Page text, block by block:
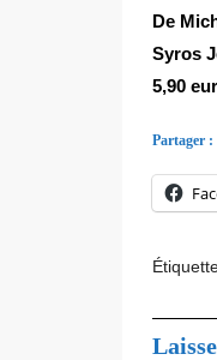
De
Syros
5,90
Partager :